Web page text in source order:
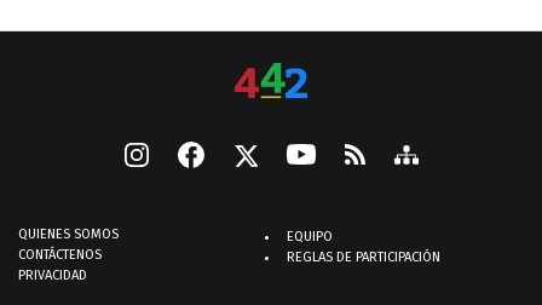
QUIENES SOMOS
CONTÁCTENOS
PRIVACIDAD
EQUIPO
REGLAS DE PARTICIPACIÓN